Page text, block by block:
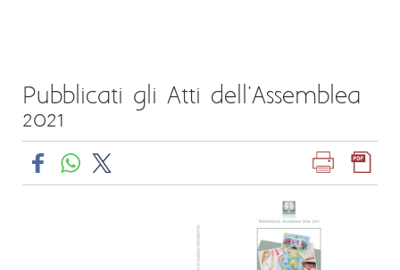
Pubblicati gli Atti dell'Assemblea
2021